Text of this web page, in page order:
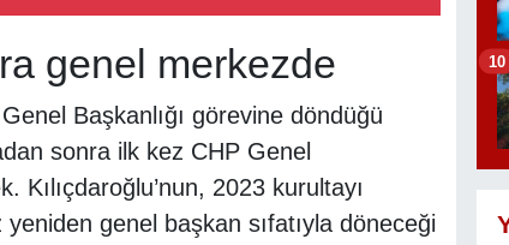
genel merkezde
Başkanlığı görevine döndüğü
sonra ilk kez CHP Genel
Kılıçdaroğlu’nun, 2023 kurultayı
genel başkan sıfatıyla döneceği
10